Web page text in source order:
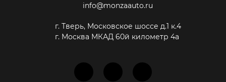
info@monzaauto.ru
г. Тверь, Московское шоссе д.1 к.4
г. Москва МКАД 60й километр 4а